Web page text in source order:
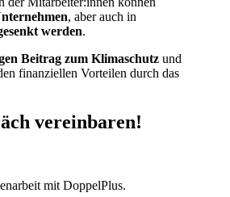
, aber auch in
werden.
Beitrag zum Klimaschutz und
finanziellen Vorteilen durch das
vereinbaren!
mit DoppelPlus.